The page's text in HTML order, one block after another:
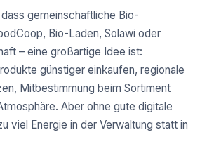
gemeinschaftliche Bio-
Bio-Laden, Solawi oder
– eine großartige Idee ist:
günstiger einkaufen, regionale
Mitbestimmung beim Sortiment
Aber ohne gute digitale
viel Energie in der Verwaltung statt in